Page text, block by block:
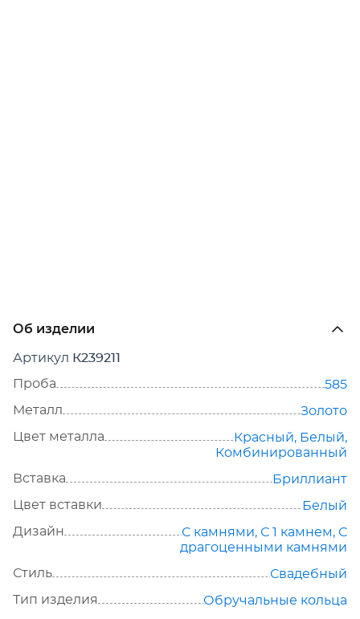
Об изделии
Артикул К239211
Проба
585
Металл
Золото
Цвет металла
Красный, Белый,
Комбинированный
Вставка
Бриллиант
Цвет вставки
Белый
Дизайн
С камнями, С 1 камнем, С
драгоценными камнями
Стиль
Свадебный
Тип изделия
Обручальные кольца